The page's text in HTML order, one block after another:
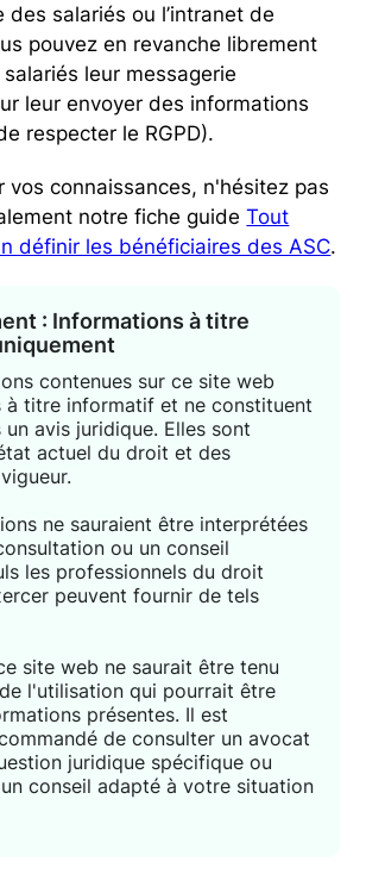
des salariés ou l’intranet de
pouvez en revanche librement
leur messagerie
leur envoyer des informations
respecter le RGPD).
vos connaissances, n'hésitez pas
notre fiche guideTout
définir les bénéficiaires des ASC.
: Informations à titre
contenues sur ce site web
à titre informatif et ne constituent
un avis juridique. Elles sont
actuel du droit et des
ne sauraient être interprétées
ou un conseil
les professionnels du droit
peuvent fournir de tels
site web ne saurait être tenu
l'utilisation qui pourrait être
présentes. Il est
de consulter un avocat
juridique spécifique ou
conseil adapté à votre situation